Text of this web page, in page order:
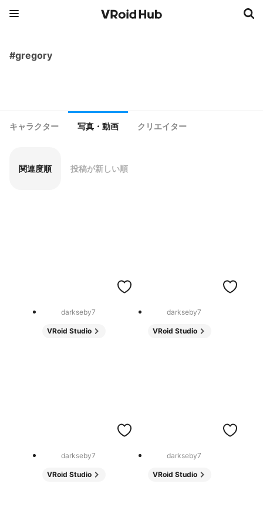
#gregory
キャラクター 写真・動画 クリエイター
関連度順 投稿が新しい順
darkseby7
VRoid Studio
darkseby7
VRoid Studio
darkseby7
VRoid Studio
darkseby7
VRoid Studio